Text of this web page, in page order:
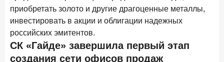
24 ноября 2025 года
Ипотека. Итоги октября 2025 года
Рассылка Frank RG
приобретать золото и другие драгоценные металлы,
инвестировать в акции и облигации надежных
российских эмитентов.
СК «Гайде» завершила первый этап
создания сети офисов продаж